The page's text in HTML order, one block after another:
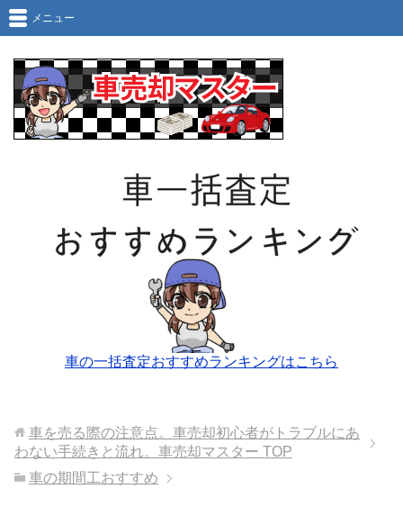
車の一括査定おすすめランキングはこちら
メニュー
車を売る際の注意点。車売却初心者がトラブルにあ
わない手続きと流れ。車売却マスター TOP
車の期間工おすすめ